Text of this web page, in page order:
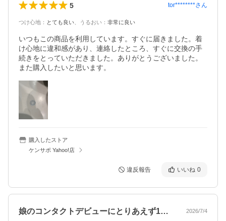
5 tor********さん
つけ心地 ： とても良い うるおい ： 非常に良い
いつもこの商品を利用しています。すぐに届きました。着
け心地に違和感があり、連絡したところ、すぐに交換の手
続きをとっていただきました。ありがとうございました。
また購入したいと思います。
購入したストア
ケンサポ Yahoo!店
違反報告 いいね 0
娘のコンタクトデビューにとりあえず1箱… 2026/7/4